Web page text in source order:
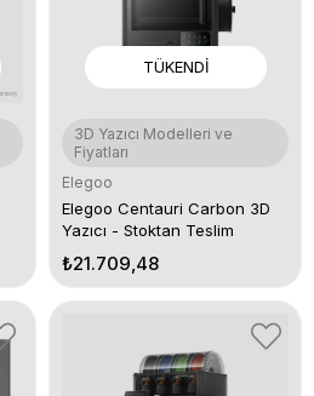
TÜKENDI
3D Yazıcı Modelleri ve
Fiyatları
Elegoo
Elegoo Centauri Carbon 3D
Yazıcı - Stoktan Teslim
₺21.709,48